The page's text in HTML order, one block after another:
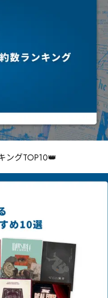
ングTOP10👑